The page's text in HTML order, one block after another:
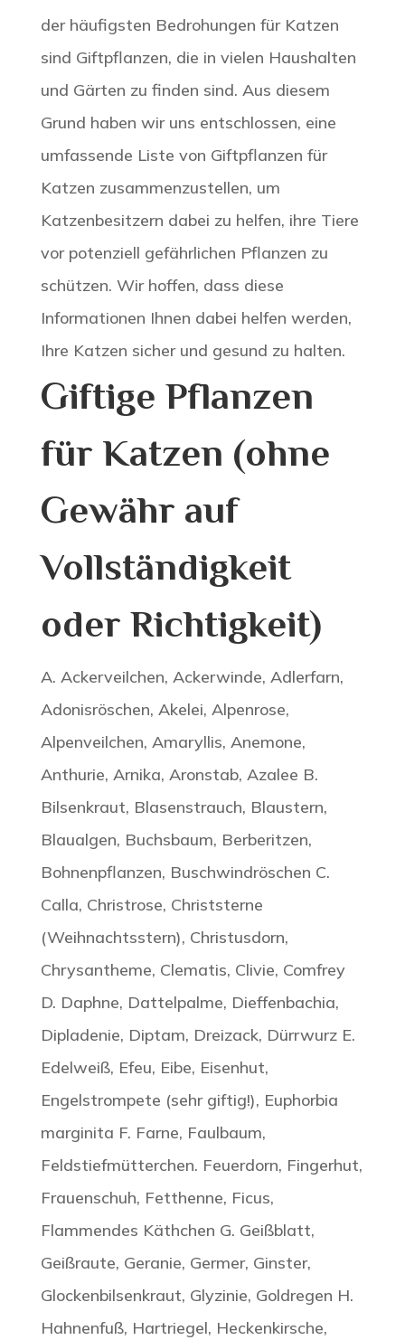
der häufigsten Bedrohungen für Katzen
sind Giftpflanzen, die in vielen Haushalten
und Gärten zu finden sind. Aus diesem
Grund haben wir uns entschlossen, eine
umfassende Liste von Giftpflanzen für
Katzen zusammenzustellen, um
Katzenbesitzern dabei zu helfen, ihre Tiere
vor potenziell gefährlichen Pflanzen zu
schützen. Wir hoffen, dass diese
Informationen Ihnen dabei helfen werden,
Ihre Katzen sicher und gesund zu halten.
Giftige Pflanzen
für Katzen (ohne
Gewähr auf
Vollständigkeit
oder Richtigkeit)
A. Ackerveilchen, Ackerwinde, Adlerfarn,
Adonisröschen, Akelei, Alpenrose,
Alpenveilchen, Amaryllis, Anemone,
Anthurie, Arnika, Aronstab, Azalee B.
Bilsenkraut, Blasenstrauch, Blaustern,
Blaualgen, Buchsbaum, Berberitzen,
Bohnenpflanzen, Buschwindröschen C.
Calla, Christrose, Christsterne
(Weihnachtsstern), Christusdorn,
Chrysantheme, Clematis, Clivie, Comfrey
D. Daphne, Dattelpalme, Dieffenbachia,
Dipladenie, Diptam, Dreizack, Dürrwurz E.
Edelweiß, Efeu, Eibe, Eisenhut,
Engelstrompete (sehr giftig!), Euphorbia
marginita F. Farne, Faulbaum,
Feldstiefmütterchen. Feuerdorn, Fingerhut,
Frauenschuh, Fetthenne, Ficus,
Flammendes Käthchen G. Geißblatt,
Geißraute, Geranie, Germer, Ginster,
Glockenbilsenkraut, Glyzinie, Goldregen H.
Hahnenfuß, Hartriegel, Heckenkirsche,